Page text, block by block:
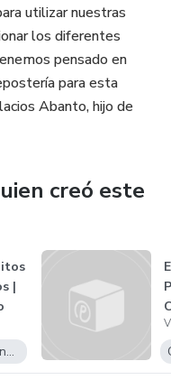
utilizar nuestras
los diferentes
pensado en
para esta
Abanto, hijo de
creó este
|
Cocina y Gastronomía